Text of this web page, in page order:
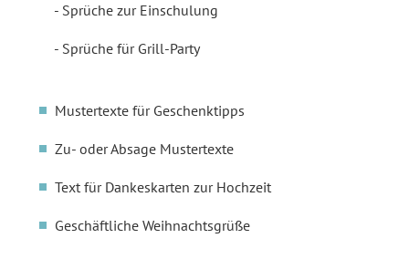
Sprüche zur Einschulung
Sprüche für Grill-Party
Mustertexte für Geschenktipps
Zu- oder Absage Mustertexte
Text für Dankeskarten zur Hochzeit
Geschäftliche Weihnachtsgrüße